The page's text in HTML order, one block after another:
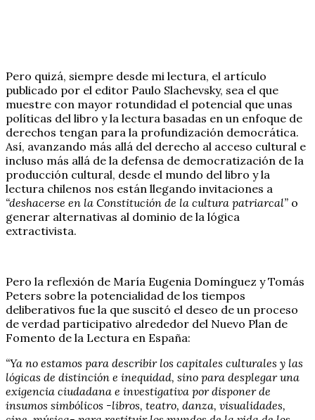
Pero quizá, siempre desde mi lectura, el artículo
publicado por el editor Paulo Slachevsky, sea el que
muestre con mayor rotundidad el potencial que unas
políticas del libro y la lectura basadas en un enfoque de
derechos tengan para la profundización democrática.
Así, avanzando más allá del derecho al acceso cultural e
incluso más allá de la defensa de democratización de la
producción cultural, desde el mundo del libro y la
lectura chilenos nos están llegando invitaciones a
“deshacerse en la Constitución de la cultura patriarcal” o
generar alternativas al dominio de la lógica
extractivista.
Pero la reflexión de María Eugenia Domínguez y Tomás
Peters sobre la potencialidad de los tiempos
deliberativos fue la que suscitó el deseo de un proceso
de verdad participativo alrededor del Nuevo Plan de
Fomento de la Lectura en España:
“Ya no estamos para describir los capitales culturales y las
lógicas de distinción e inequidad, sino para desplegar una
exigencia ciudadana e investigativa por disponer de
insumos simbólicos -libros, teatro, danza, visualidades,